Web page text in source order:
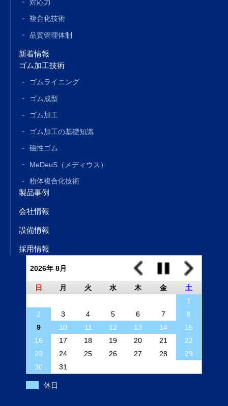
対応力
複合化技術
品質管理体制
新着情報
ゴム加工技術
ゴムライニング
ゴム成型
ゴム加工
ゴム加工の基礎知識
磁性ゴム
MeDeuS（メディウス）
粉体複合化技術
製品事例
会社情報
設備情報
採用情報
2026年 8月
日 月 火 水 木 金
土
1
2
3 4 5 6 7
8
9
10 11 12 13 14
15
16
17 18 19 20 21
22
23
24 25 26 27 28
29
30
31
休日